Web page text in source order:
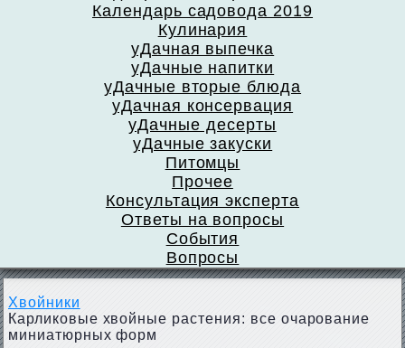
Календарь садовода 2019
Кулинария
уДачная выпечка
уДачные напитки
уДачные вторые блюда
уДачная консервация
уДачные десерты
уДачные закуски
Питомцы
Прочее
Консультация эксперта
Ответы на вопросы
События
Вопросы
Хвойники
Карликовые хвойные растения: все очарование
миниатюрных форм